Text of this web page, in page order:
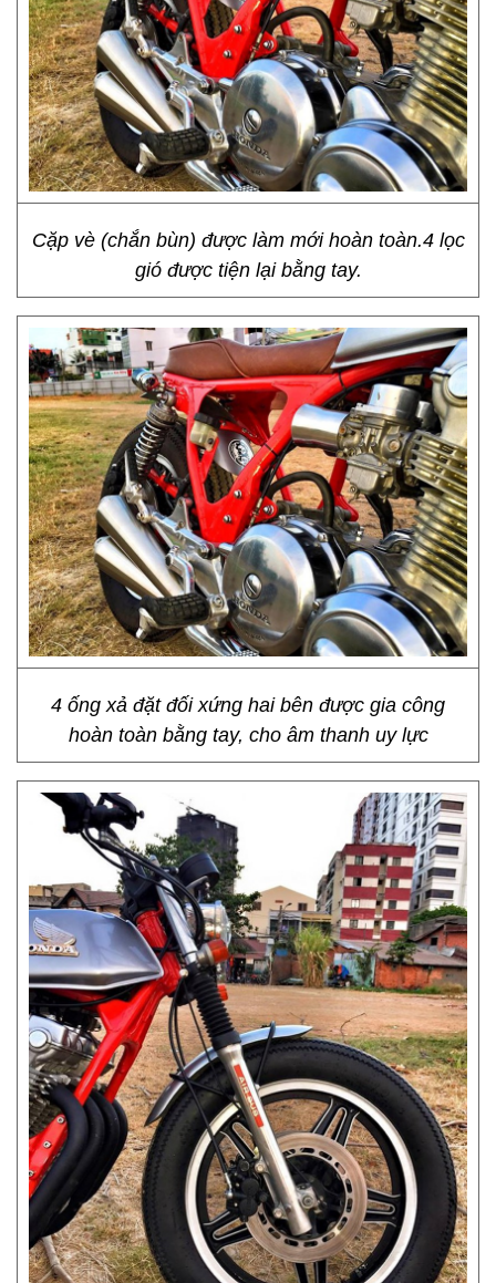
Cặp vè (chắn bùn) được làm mới hoàn toàn.4 lọc
gió được tiện lại bằng tay.
4 ống xả đặt đối xứng hai bên được gia công
hoàn toàn bằng tay, cho âm thanh uy lực